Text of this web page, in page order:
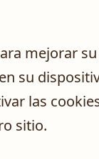
mejorar
su
las
sitio.